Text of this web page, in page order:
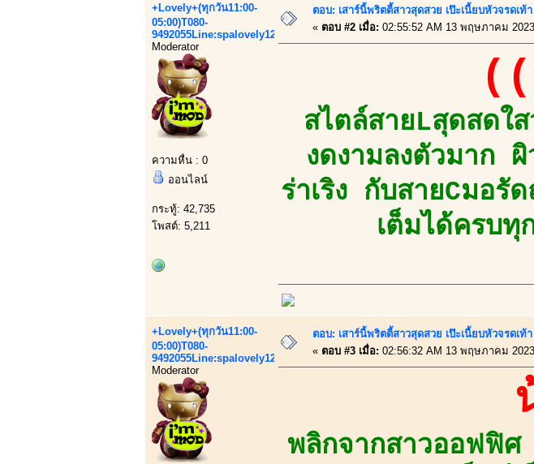
+Lovely+(ทุกวัน11:00-
05:00)T080-
9492055Line:spalovely123
Moderator
ความหื่น : 0
ออนไลน์
กระทู้: 42,735
โพสต์: 5,211
ตอบ: เสาร์นี้พริตตี้สาวสุดสวย เป๊ะเนี้ยบหัวจรดเ
« ตอบ #2 เมื่อ: 02:55:52 AM 13 พฤษภาคม
((
สไตล์สายLสุดสดใ
งดงามลงตัวมาก
ร่าเริง กับสายCมอรั
เต็มได้ครบ
+Lovely+(ทุกวัน11:00-
05:00)T080-
9492055Line:spalovely123
Moderator
ตอบ: เสาร์นี้พริตตี้สาวสุดสวย เป๊ะเนี้ยบหัวจรดเ
« ตอบ #3 เมื่อ: 02:56:32 AM 13 พฤษภาคม
พลิกจากสาวออฟฟิศ